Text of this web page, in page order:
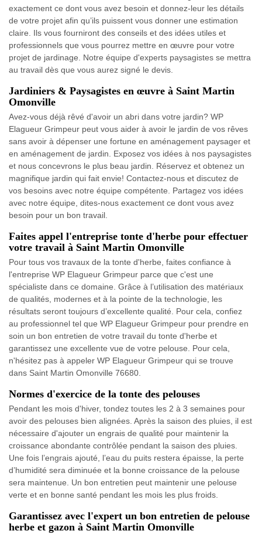
exactement ce dont vous avez besoin et donnez-leur les détails
de votre projet afin qu’ils puissent vous donner une estimation
claire. Ils vous fourniront des conseils et des idées utiles et
professionnels que vous pourrez mettre en œuvre pour votre
projet de jardinage. Notre équipe d'experts paysagistes se mettra
au travail dès que vous aurez signé le devis.
Jardiniers & Paysagistes en œuvre à Saint Martin
Omonville
Avez-vous déjà rêvé d'avoir un abri dans votre jardin? WP
Elagueur Grimpeur peut vous aider à avoir le jardin de vos rêves
sans avoir à dépenser une fortune en aménagement paysager et
en aménagement de jardin. Exposez vos idées à nos paysagistes
et nous concevrons le plus beau jardin. Réservez et obtenez un
magnifique jardin qui fait envie! Contactez-nous et discutez de
vos besoins avec notre équipe compétente. Partagez vos idées
avec notre équipe, dites-nous exactement ce dont vous avez
besoin pour un bon travail.
Faites appel l'entreprise tonte d'herbe pour effectuer
votre travail à Saint Martin Omonville
Pour tous vos travaux de la tonte d'herbe, faites confiance à
l'entreprise WP Elagueur Grimpeur parce que c'est une
spécialiste dans ce domaine. Grâce à l’utilisation des matériaux
de qualités, modernes et à la pointe de la technologie, les
résultats seront toujours d’excellente qualité. Pour cela, confiez
au professionnel tel que WP Elagueur Grimpeur pour prendre en
soin un bon entretien de votre travail du tonte d'herbe et
garantissez une excellente vue de votre pelouse. Pour cela,
n'hésitez pas à appeler WP Elagueur Grimpeur qui se trouve
dans Saint Martin Omonville 76680.
Normes d'exercice de la tonte des pelouses
Pendant les mois d'hiver, tondez toutes les 2 à 3 semaines pour
avoir des pelouses bien alignées. Après la saison des pluies, il est
nécessaire d'ajouter un engrais de qualité pour maintenir la
croissance abondante contrôlée pendant la saison des pluies.
Une fois l’engrais ajouté, l’eau du puits restera épaisse, la perte
d’humidité sera diminuée et la bonne croissance de la pelouse
sera maintenue. Un bon entretien peut maintenir une pelouse
verte et en bonne santé pendant les mois les plus froids.
Garantissez avec l'expert un bon entretien de pelouse
herbe et gazon à Saint Martin Omonville